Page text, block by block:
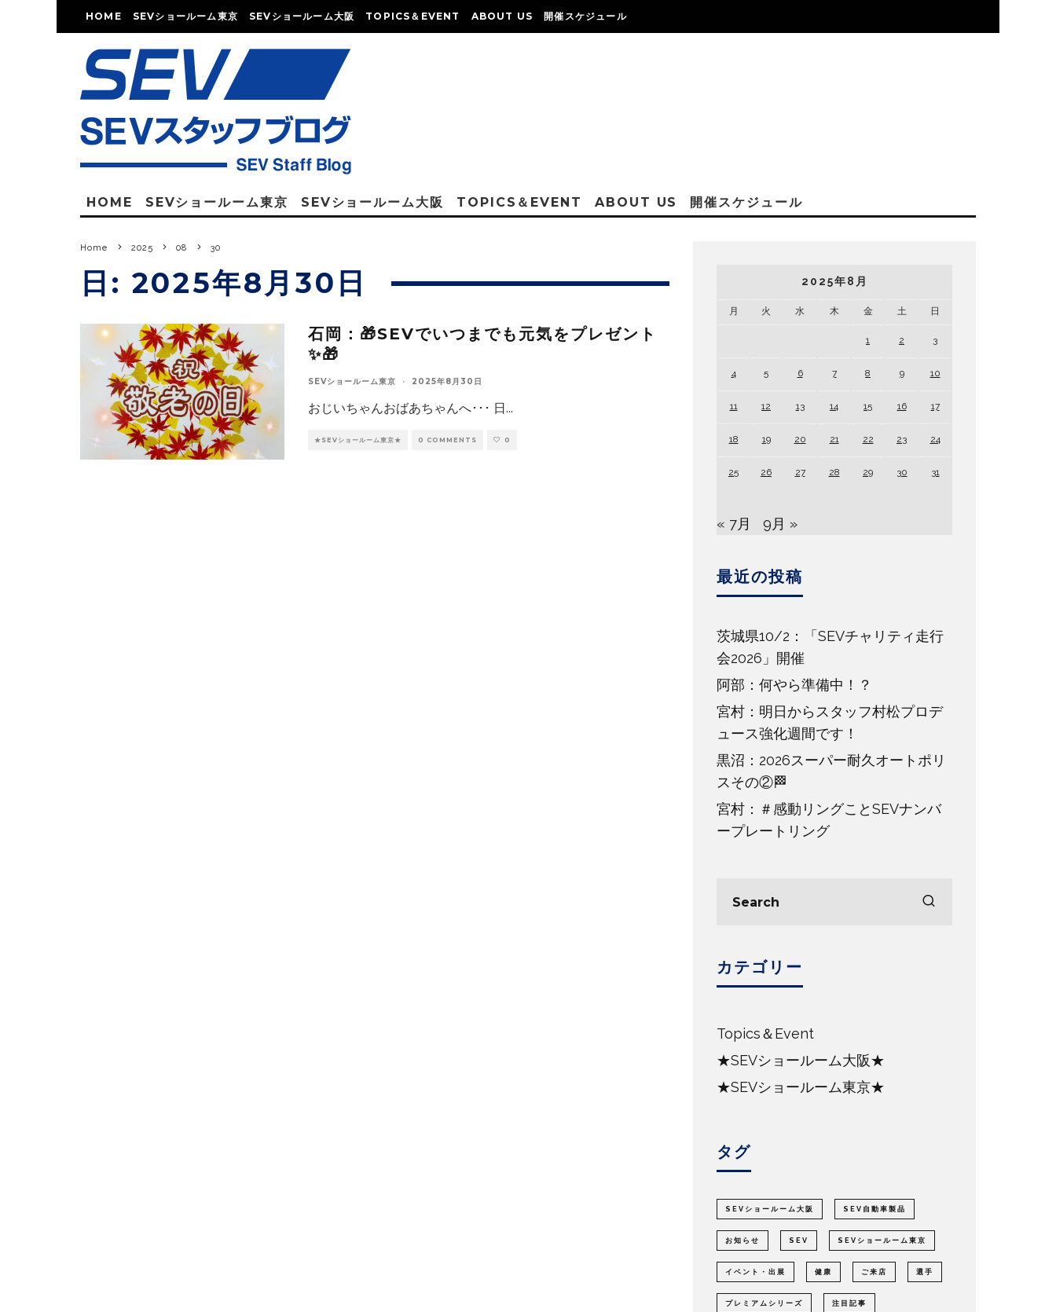
HOME SEVショールーム東京 SEVショールーム大阪 TOPICS＆EVENT ABOUT US 開催スケジュール
HOME SEVショールーム東京 SEVショールーム大阪 TOPICS＆EVENT ABOUT US 開催スケジュール
Home 2025 08 30
日: 2025年8月30日
石岡：🎁SEVでいつまでも元気をプレゼント
✨🎁
SEVショールーム東京 · 2025年8月30日
おじいちゃんおばあちゃんへ･･･ 日...
★SEVショールーム東京★ 0 COMMENTS 0
2025年8月
月 火 水 木 金 土 日
1 2 3
4 5 6 7 8 9 10
11 12 13 14 15 16 17
18 19 20 21 22 23 24
25 26 27 28 29 30 31
« 7月 9月 »
最近の投稿
茨城県10/2：「SEVチャリティ走行
会2026」開催
阿部：何やら準備中！？
宮村：明日からスタッフ村松プロデ
ュース強化週間です！
黒沼：2026スーパー耐久オートポリ
スその②🏁
宮村：＃感動リングことSEVナンバ
ープレートリング
カテゴリー
Topics＆Event
★SEVショールーム大阪★
★SEVショールーム東京★
タグ
SEVショールーム大阪 SEV自動車製品
お知らせ SEV SEVショールーム東京
イベント・出展 健康 ご来店 選手
プレミアムシリーズ 注目記事